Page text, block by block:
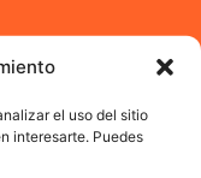
el uso del sitio
interesarte. Puedes
en